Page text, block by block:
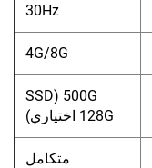
30Hz
4G/8G
500G (SSD
128G اختياري)
متكامل